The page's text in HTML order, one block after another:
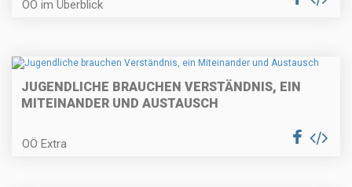
OÖ im Überblick
JUGENDLICHE BRAUCHEN VERSTÄNDNIS, EIN
MITEINANDER UND AUSTAUSCH
OÖ Extra